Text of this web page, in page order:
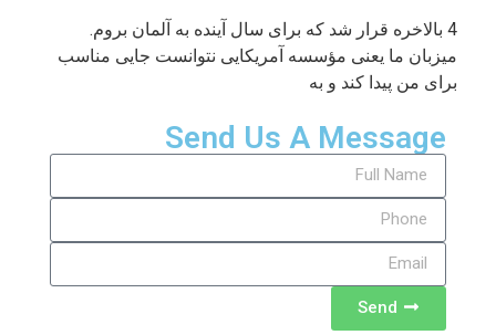
4 بالاخره قرار شد که برای سال آینده به آلمان بروم.
میزبان ما یعنی مؤسسه آمریکایی نتوانست جایی مناسب
برای من پیدا کند و به
Send Us A Message
Send